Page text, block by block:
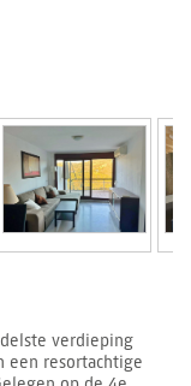
verdieping
een resortachtige